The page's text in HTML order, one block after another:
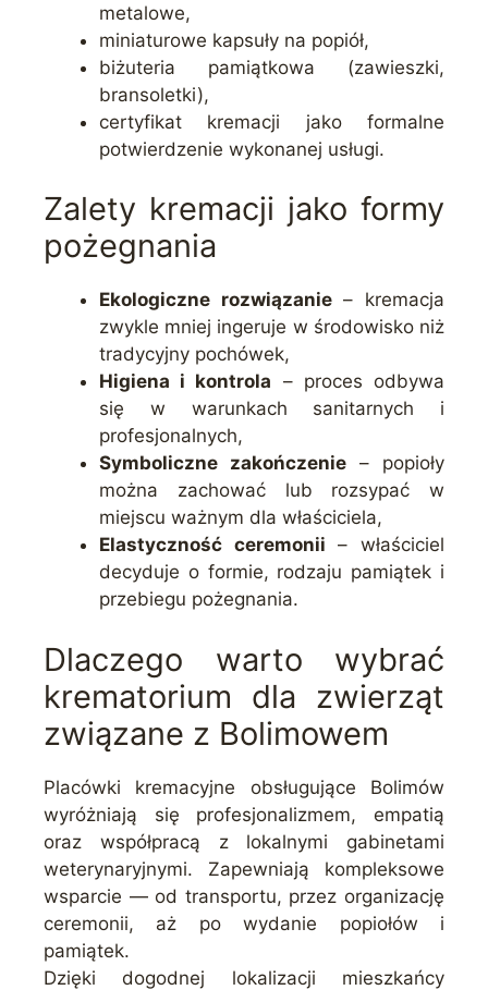
metalowe,
miniaturowe kapsuły na popiół,
biżuteria pamiątkowa (zawieszki,
bransoletki),
certyfikat kremacji jako formalne
potwierdzenie wykonanej usługi.
Zalety kremacji jako formy
pożegnania
Ekologiczne rozwiązanie– kremacja
zwykle mniej ingeruje w środowisko niż
tradycyjny pochówek,
Higiena i kontrola – proces odbywa
się w warunkach sanitarnych i
profesjonalnych,
Symboliczne zakończenie – popioły
można zachować lub rozsypać w
miejscu ważnym dla właściciela,
Elastyczność ceremonii – właściciel
decyduje o formie, rodzaju pamiątek i
przebiegu pożegnania.
Dlaczego warto wybrać
krematorium dla zwierząt
związane z Bolimowem
Placówki kremacyjne obsługujące Bolimów
wyróżniają się profesjonalizmem, empatią
oraz współpracą z lokalnymi gabinetami
weterynaryjnymi. Zapewniają kompleksowe
wsparcie — od transportu, przez organizację
ceremonii, aż po wydanie popiołów i
pamiątek.
Dzięki dogodnej lokalizacji mieszkańcy